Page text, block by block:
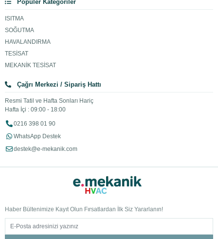
Popüler Kategoriler
ISITMA
SOĞUTMA
HAVALANDIRMA
TESİSAT
MEKANİK TESİSAT
Çağrı Merkezi / Sipariş Hattı
Resmi Tatil ve Hafta Sonları Hariç
Hafta İçi : 09:00 - 18:00
0216 398 01 90
WhatsApp Destek
destek@e-mekanik.com
Haber Bültenimize Kayıt Olun Fırsatlardan İlk Siz Yararlanın!